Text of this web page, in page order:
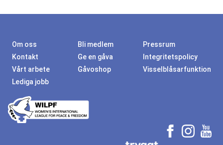
Om oss Bli medlem
Pressrum
Kontakt
Ge en gåva
Integritetspolicy
Vårt arbete
Gåvoshop
Visselblåsarfunktion
Lediga jobb